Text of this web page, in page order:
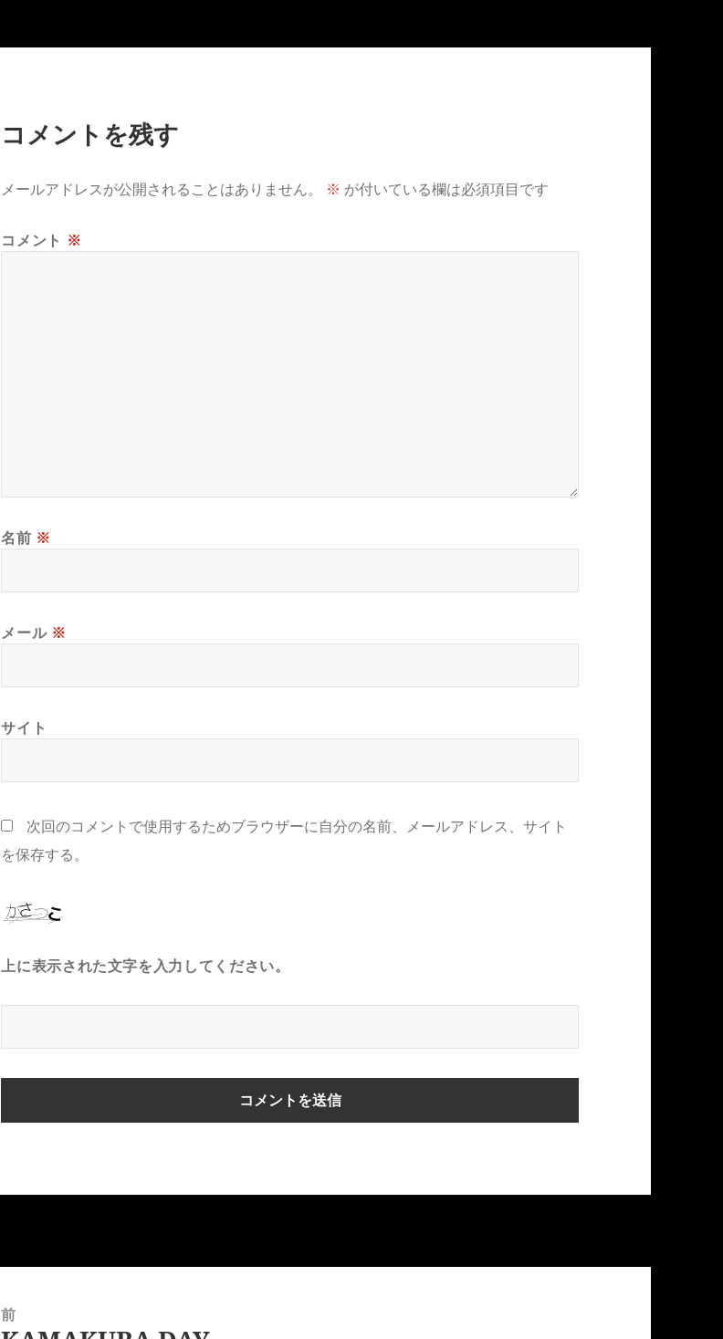
コメントを残す
メールアドレスが公開されることはありません。 ※ が付いている欄は必須項目です
コメント ※
名前 ※
メール ※
サイト
次回のコメントで使用するためブラウザーに自分の名前、メールアドレス、サイト
を保存する。
上に表示された文字を入力してください。
前